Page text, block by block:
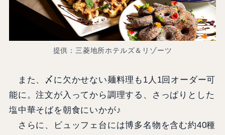
提供：三菱地所ホテルズ＆リゾーツ
また、〆に欠かせない麺料理も1人1回オーダー可
能に。注文が入ってから調理する、さっぱりとした
塩中華そばを朝食にいかが♪
さらに、ビュッフェ台には博多名物を含む約40種